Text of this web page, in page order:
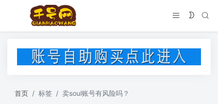
首页 标签 卖soul账号有风险吗？